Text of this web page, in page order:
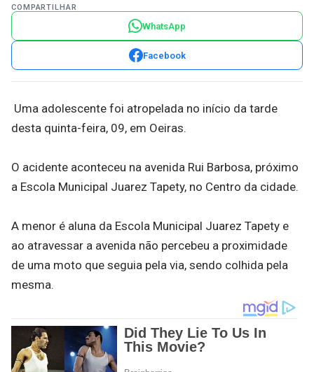
COMPARTILHAR
WhatsApp
Facebook
Uma adolescente foi atropelada no início da tarde
desta quinta-feira, 09, em Oeiras.
O acidente aconteceu na avenida Rui Barbosa, próximo
a Escola Municipal Juarez Tapety, no Centro da cidade.
A menor é aluna da Escola Municipal Juarez Tapety e
ao atravessar a avenida não percebeu a proximidade
de uma moto que seguia pela via, sendo colhida pela
mesma.